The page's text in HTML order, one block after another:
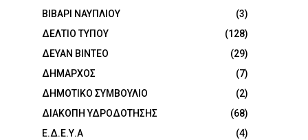
ΒΙΒΑΡΙ ΝΑΥΠΛΙΟΥ
(3)
ΔΕΛΤΙΟ ΤΥΠΟΥ
(128)
ΔΕΥΑΝ ΒΙΝΤΕΟ
(29)
ΔΗΜΑΡΧΟΣ
(7)
ΔΗΜΟΤΙΚΟ ΣΥΜΒΟΥΛΙΟ
(2)
ΔΙΑΚΟΠΗ ΥΔΡΟΔΟΤΗΣΗΣ
(68)
Ε.Δ.Ε.Υ.Α
(4)